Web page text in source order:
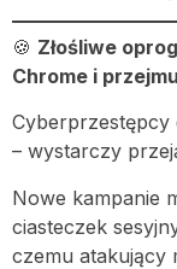
🍪 Złośliwe
Chrome i
Cyberprzestępcy
– wystarczy
Nowe kampanie
ciasteczek
czemu atakujący